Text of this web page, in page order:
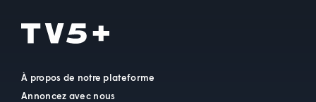
À propos de notre plateforme
Annoncez avec nous